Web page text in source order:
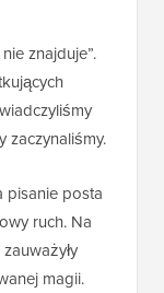
znajduje”.
zaczynaliśmy.
pisanie posta
ruch. Na
magii.